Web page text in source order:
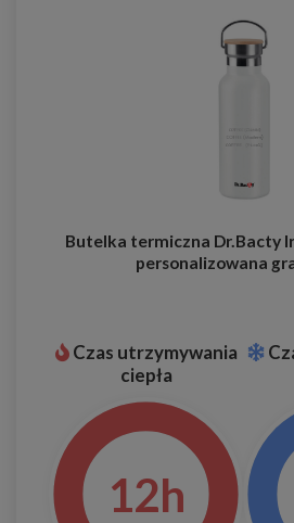
Butelka termiczna Dr.Bacty
personalizowana
Czas utrzymywania
ciepła
12h